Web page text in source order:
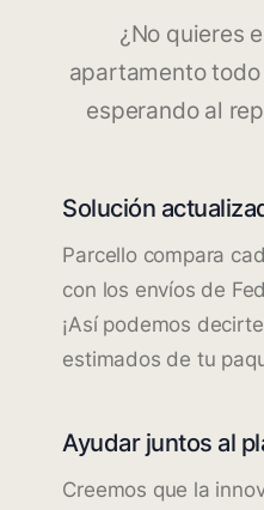
¿No quieres
apartamento
esperando al
Solución
Parcello compara
con los envíos de
¡Así podemos
estimados de tu
Ayudar juntos al
Creemos que la